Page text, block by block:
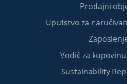
Prodajni
Uputstvo za
Vodič za
Sustainability